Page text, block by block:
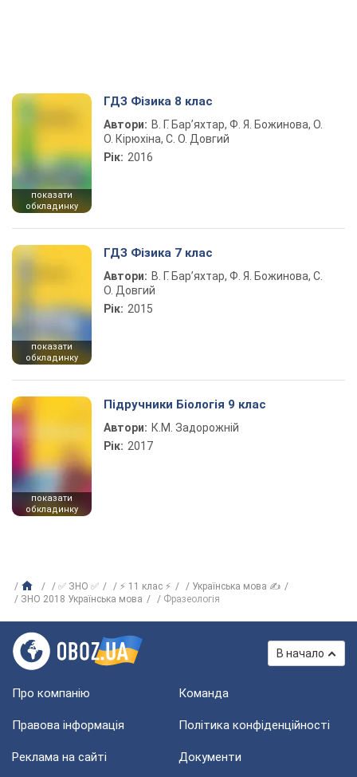
показати
обкладинку
ГДЗ Фізика 8 клас
Автори: В. Г. Бар’яхтар, Ф. Я. Божинова, О.
О. Кірюхіна, С. О. Довгий
Рік: 2016
показати
обкладинку
ГДЗ Фізика 7 клас
Автори: В. Г. Бар’яхтар, Ф. Я. Божинова, С.
О. Довгий
Рік: 2015
показати
обкладинку
Підручники Біологія 9 клас
Автори: К.М. Задорожній
Рік: 2017
✅ ЗНО ✅ ⚡ 11 клас ⚡
Українська мова ✍
ЗНО 2018 Українська мова
Фразеологія
В начало
Про компанію Команда
Правова інформація Політика конфіденційності
Реклама на сайті Документи